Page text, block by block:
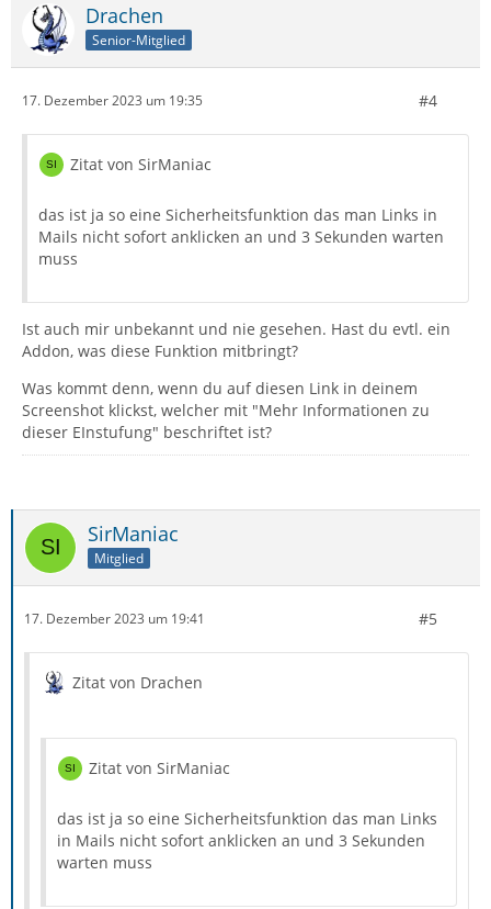
Drachen
Senior-Mitglied
17. Dezember 2023 um 19:35 #4
Zitat von SirManiac
das ist ja so eine Sicherheitsfunktion das man Links in
Mails nicht sofort anklicken an und 3 Sekunden warten
muss
Ist auch mir unbekannt und nie gesehen. Hast du evtl. ein
Addon, was diese Funktion mitbringt?
Was kommt denn, wenn du auf diesen Link in deinem
Screenshot klickst, welcher mit "Mehr Informationen zu
dieser EInstufung" beschriftet ist?
SirManiac
Mitglied
17. Dezember 2023 um 19:41 #5
Zitat von Drachen
Zitat von SirManiac
das ist ja so eine Sicherheitsfunktion das man Links
in Mails nicht sofort anklicken an und 3 Sekunden
warten muss